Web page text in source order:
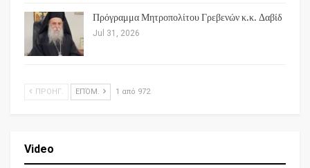
Πρόγραμμα Μητροπολίτου Γρεβενών κ.κ. Δαβίδ
Jul 31, 2026
ΠΡΟΗΓ. ΕΠΌΜ. 1 από 972
Video